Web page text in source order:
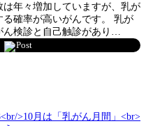
年々増加していますが、乳が
確率が高いがんです。 乳が
ん検診と自己触診があり…
Post